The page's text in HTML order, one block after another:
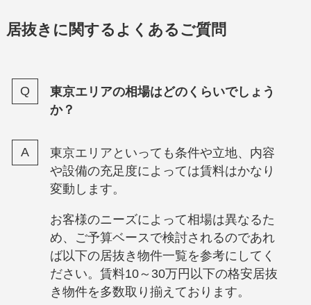
居抜きに関するよくあるご質問
東京エリアの相場はどのくらいでしょう
か？
東京エリアといっても条件や立地、内容
や設備の充足度によっては賃料はかなり
変動します。
お客様のニーズによって相場は異なるた
め、ご予算ベースで検討されるのであれ
ば以下の居抜き物件一覧を参考にしてく
ださい。賃料10～30万円以下の格安居抜
き物件を多数取り揃えております。